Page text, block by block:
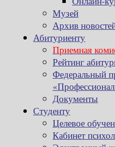
Музей
Архив
Абитуриенту
Приемная
Рейтинг
Федеральный
Документы
Студенту
Целевое
Кабинет